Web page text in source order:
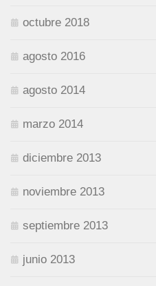
octubre 2018
agosto 2016
agosto 2014
marzo 2014
diciembre 2013
noviembre 2013
septiembre 2013
junio 2013